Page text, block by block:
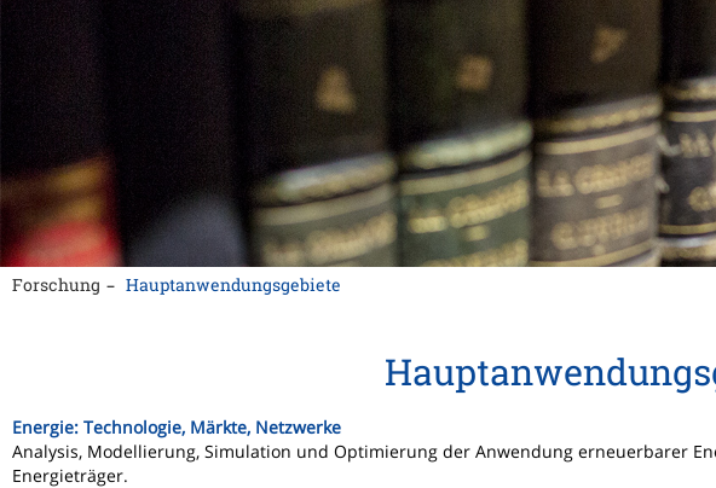
Forschung Hauptanwendungsgebiete
Energie: Technologie, Märkte, Netzwerke
Analysis, Modellierung, Simulation und Optimierung der Anwendung erneuerbarer
Energieträger.